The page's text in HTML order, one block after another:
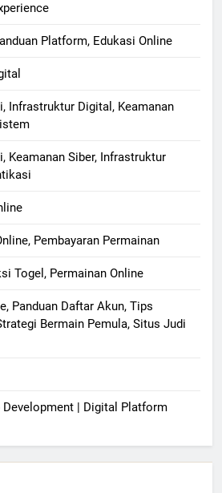
Platform, Edukasi Online
Infrastruktur Digital, Keamanan
Keamanan Siber, Infrastruktur
Pembayaran Permainan
Togel, Permainan Online
Panduan Daftar Akun, Tips
Bermain Pemula, Situs Judi
Development | Digital Platform